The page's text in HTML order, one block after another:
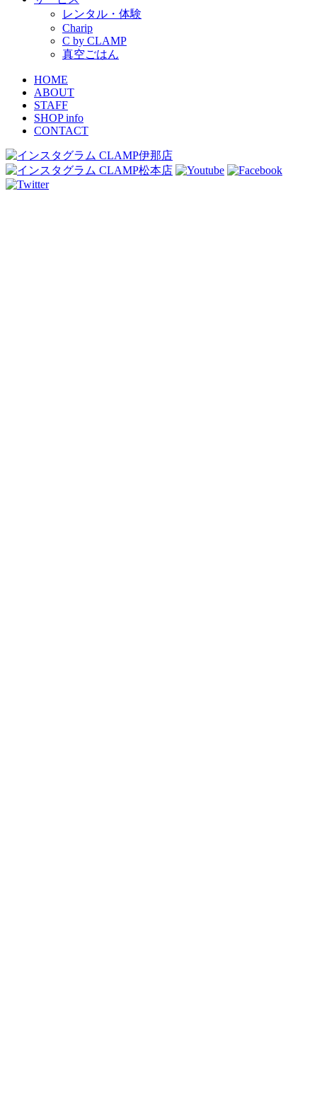
レンタル・体験
Charip
C by CLAMP
真空ごはん
HOME
ABOUT
STAFF
SHOP info
CONTACT